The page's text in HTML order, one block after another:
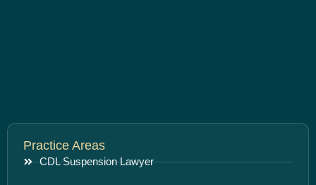
Practice Areas
CDL Suspension Lawyer